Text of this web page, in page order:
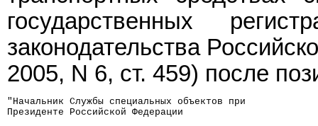
государственных
законодательства
2005, N 6, ст. 459) после
"Начальник Службы специальных объектов при
Президенте Российской Федерации